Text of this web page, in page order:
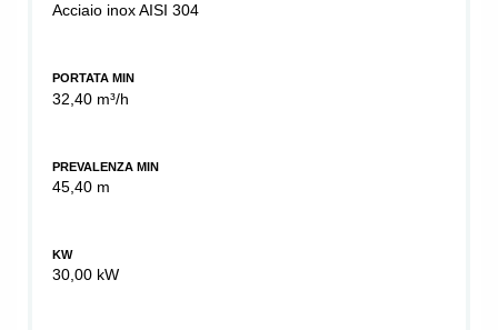
Acciaio inox AISI 304
PORTATA MIN
32,40 m³/h
PREVALENZA MIN
45,40 m
KW
30,00 kW